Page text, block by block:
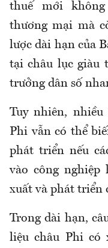
thuế mới
thương mại mà
lược dài hạn của
tại châu lục giàu
trưởng dân số
Tuy nhiên,
Phi vẫn có thể
phát triển nếu
vào công nghiệp
xuất và phát triển
Trong dài hạn,
liệu châu Phi có